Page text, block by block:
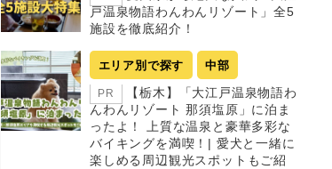
戸温泉物語わんわんリゾート」全5
施設を徹底紹介！
エリア別で探す 中部
PR
【栃木】「大江戸温泉物語わ
んわんリゾート 那須塩原」に泊ま
ったよ！ 上質な温泉と豪華多彩な
バイキングを満喫！| 愛犬と一緒に
楽しめる周辺観光スポットもご紹